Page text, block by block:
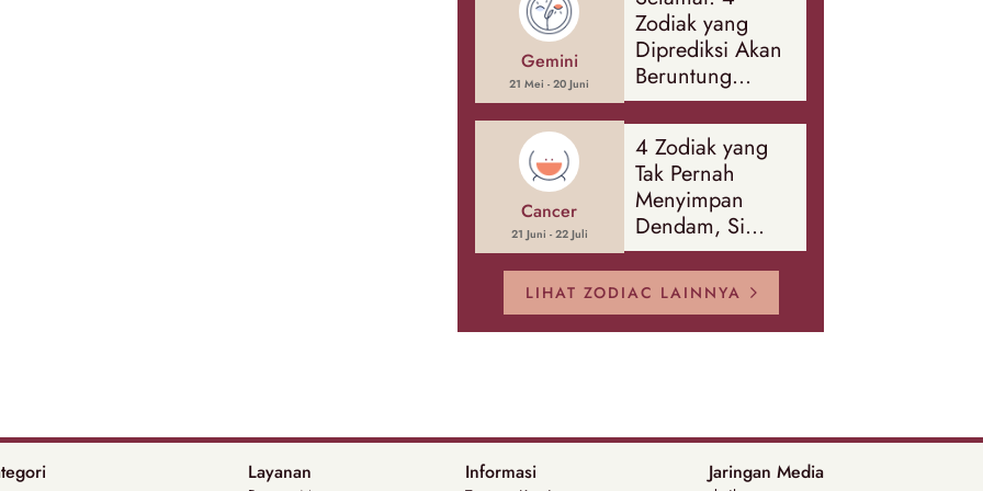
Gemini
21 Mei - 20 Juni
Zodiak yang
Diprediksi Akan
Beruntung
Sepanjang
Agustus 2026
Cancer
21 Juni - 22 Juli
4 Zodiak yang
Tak Pernah
Menyimpan
Dendam, Si
Paling Mudah
Memaafkan!
LIHAT ZODIAC LAINNYA
Layanan Informasi Jaringan Media